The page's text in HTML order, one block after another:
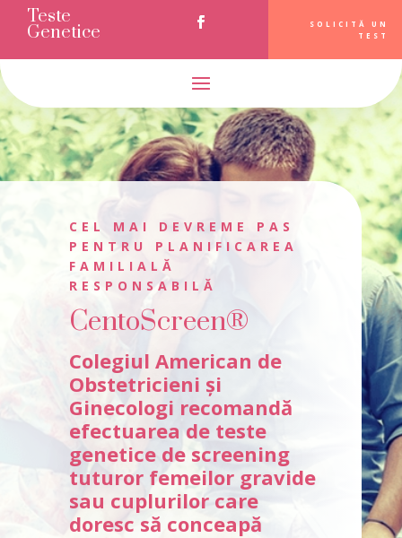
Teste
Genetice
SOLICITĂ UN
TEST
CEL MAI DEVREME PAS
PENTRU PLANIFICAREA
FAMILIALĂ
RESPONSABILĂ
CentoScreen®
Colegiul American de
Obstetricieni și
Ginecologi recomandă
efectuarea de teste
genetice de screening
tuturor femeilor gravide
sau cuplurilor care
doresc să conceapă